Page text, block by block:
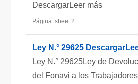
DescargarLeer más
Página: sheet 2
Ley N.° 29625
Ley N.° 29625Ley de
del Fonavi a los